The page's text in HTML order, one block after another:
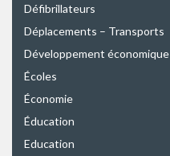
Défibrillateurs
Déplacements – Transports
Développement économique
Écoles
Économie
Éducation
Education